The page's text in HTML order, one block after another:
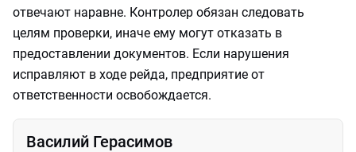
отвечают наравне. Контролер обязан следовать
целям проверки, иначе ему могут отказать в
предоставлении документов. Если нарушения
исправляют в ходе рейда, предприятие от
ответственности освобождается.
Василий Герасимов